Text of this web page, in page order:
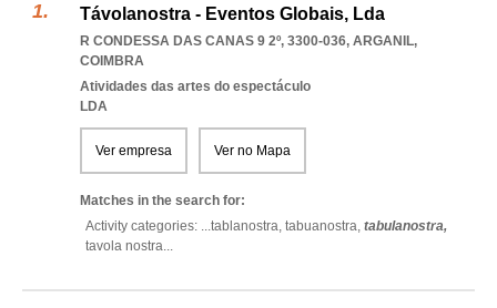
Távolanostra - Eventos Globais, Lda
R CONDESSA DAS CANAS 9 2º, 3300-036, ARGANIL,
COIMBRA
Atividades das artes do espectáculo
LDA
Ver empresa Ver no Mapa
Matches in the search for:
Activity categories: ...tablanostra, tabuanostra, tabulanostra,
tavola nostra...